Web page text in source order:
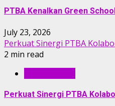
PTBA Kenalkan Green
July 23, 2026
Perkuat Sinergi PTBA
2 min read
Perkuat Sinergi PTBA